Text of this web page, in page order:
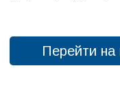
Перейти на